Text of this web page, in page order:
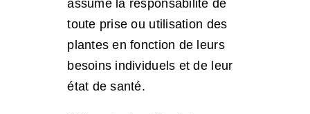
assume la responsabilité de
toute prise ou utilisation des
plantes en fonction de leurs
besoins individuels et de leur
état de santé.